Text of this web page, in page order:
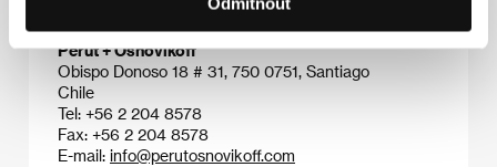
Perut + Osnovikoff
Obispo Donoso 18 # 31, 750 0751, Santiago
Chile
Tel: +56 2 204 8578
Fax: +56 2 204 8578
E-mail: info@perutosnovikoff.com